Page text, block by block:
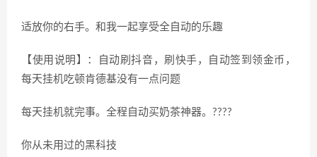
适放你的右手。和我一起享受全自动的乐趣
【使用说明】：自动刷抖音，刷快手，自动签到领金币，
每天挂机吃顿肯德基没有一点问题
每天挂机就完事。全程自动买奶茶神器。????
你从未用过的黑科技